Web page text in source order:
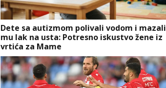
Dete sa autizmom polivali vodom i mazali
mu lak na usta: Potresno iskustvo žene iz
vrtića za Mame